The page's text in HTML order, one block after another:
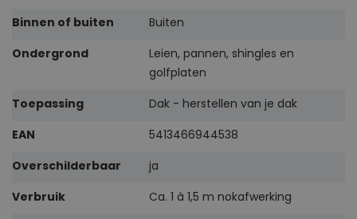
Binnen of buiten
Buiten
Ondergrond
Leien, pannen, shingles en
golfplaten
Toepassing
Dak - herstellen van je dak
EAN
5413466944538
Overschilderbaar
ja
Verbruik
Ca. 1 à 1,5 m nokafwerking